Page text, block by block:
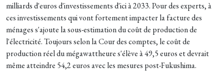
milliards d'euros d'investissements d'ici à 2033. Pour des experts, à
ces investissements qui vont fortement impacter la facture des
ménages s'ajoute la sous-estimation du coût de production de
l'électricité. Toujours selon la Cour des comptes, le coût de
production réel du mégawattheure s'élève à 49,5 euros et devrait
même atteindre 54,2 euros avec les mesures post-Fukushima.